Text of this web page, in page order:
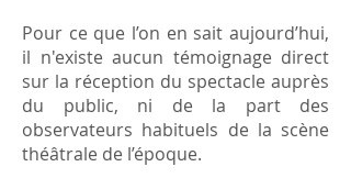
Pour ce que l’on en sait aujourd’hui,
il n'existe aucun témoignage direct
sur la réception du spectacle auprès
du public, ni de la part des
observateurs habituels de la scène
théâtrale de l’époque.